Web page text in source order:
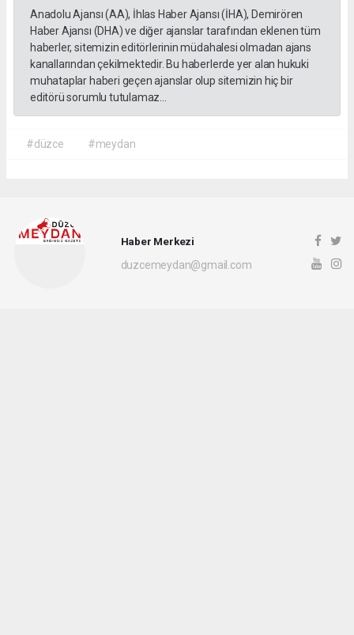
Anadolu Ajansı (AA), İhlas Haber Ajansı (İHA), Demirören
Haber Ajansı (DHA) ve diğer ajanslar tarafından eklenen tüm
haberler, sitemizin editörlerinin müdahalesi olmadan ajans
kanallarından çekilmektedir. Bu haberlerde yer alan hukuki
muhataplar haberi geçen ajanslar olup sitemizin hiç bir
editörü sorumlu tutulamaz...
#düzce #meydan
Haber Merkezi
duzcemeydan@gmail.com